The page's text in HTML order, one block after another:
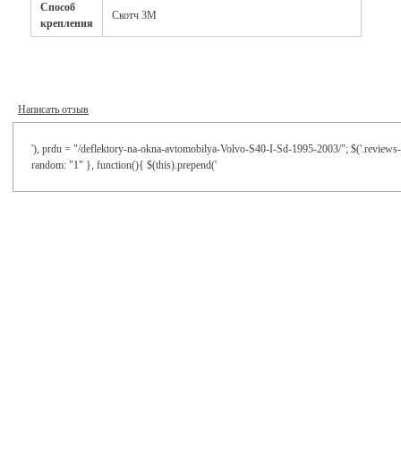
Способ
крепления
Скотч 3М
Написать отзыв
'), prdu = "/deflektory-na-okna-avtomobilya-Volvo-S40-I-Sd-1995-2003/";
random: "1" }, function(){ $(this).prepend('